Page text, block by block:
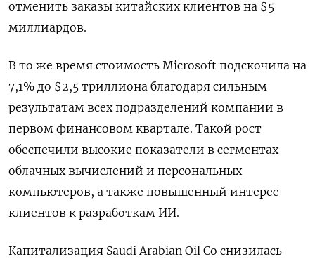
отменить заказы китайских клиентов на $5
миллиардов.
В то же время стоимость Microsoft подскочила на
7,1% до $2,5 триллиона благодаря сильным
результатам всех подразделений компании в
первом финансовом квартале. Такой рост
обеспечили высокие показатели в сегментах
облачных вычислений и персональных
компьютеров, а также повышенный интерес
клиентов к разработкам ИИ.
Капитализация Saudi Arabian Oil Co снизилась